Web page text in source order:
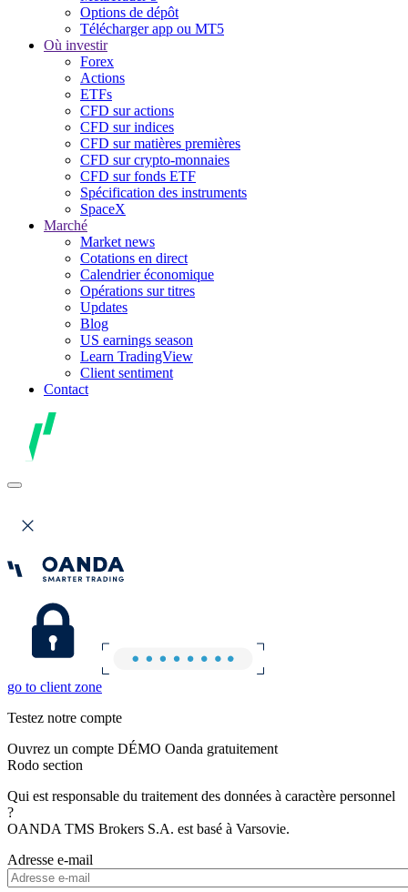
Options de dépôt
Télécharger app ou MT5
Où investir
Forex
Actions
ETFs
CFD sur actions
CFD sur indices
CFD sur matières premières
CFD sur crypto-monnaies
CFD sur fonds ETF
Spécification des instruments
SpaceX
Marché
Market news
Cotations en direct
Calendrier économique
Opérations sur titres
Updates
Blog
US earnings season
Learn TradingView
Client sentiment
Contact
go to client zone
Testez notre compte
Ouvrez un compte DÉMO Oanda gratuitement
Rodo section
Qui est responsable du traitement des données à caractère personnel
?
OANDA TMS Brokers S.A. est basé à Varsovie.
Adresse e-mail